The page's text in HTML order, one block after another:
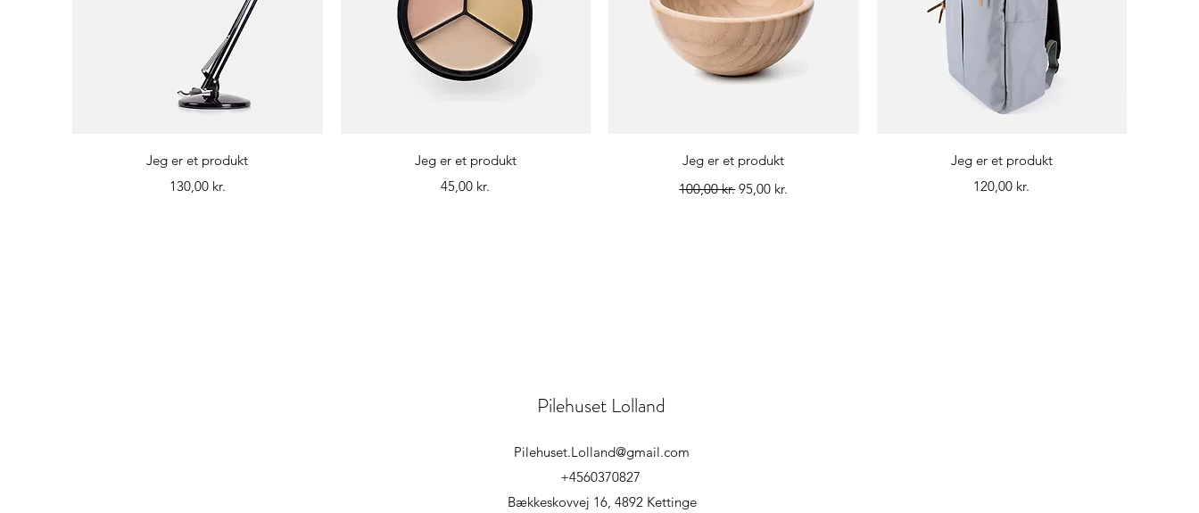
Hurtigvisning
Jeg er et produkt
Pris
130,00 kr.
Hurtigvisning
Jeg er et produkt
Pris
45,00 kr.
Hurtigvisning
Jeg er et produkt
Regulær pris
100,00 kr.Salgspris
95,00 kr.
Hurtigvisning
Jeg er et produkt
Pris
120,00 kr.
Pilehuset Lolland
Pilehuset.Lolland@gmail.com
+4560370827
Bækkeskovvej 16, 4892 Kettinge